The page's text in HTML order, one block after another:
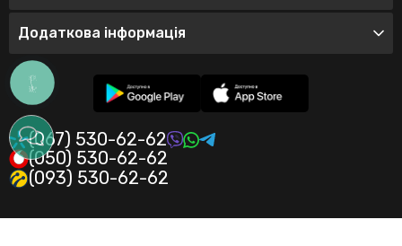
Додаткова інформація
(067) 530-62-62
(050) 530-62-62
(093) 530-62-62
КНОПКА
ЗВ'ЯЗКУ